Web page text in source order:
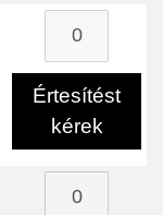
Értesítést
kérek